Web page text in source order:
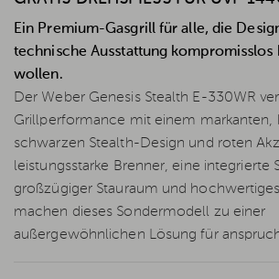
Ein Premium-Gasgrill für alle, die
technische Ausstattung kompromisslos
wollen.
Der Weber Genesis Stealth E-330WR
Grillperformance mit einem markanten,
schwarzen Stealth-Design und roten
leistungsstarke Brenner, eine integrierte
großzügiger Stauraum und
machen dieses Sondermodell zu einer
außergewöhnlichen Lösung für